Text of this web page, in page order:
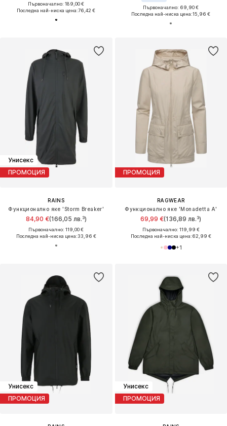
Първоначално: 189,00 €
Последна най-ниска цена:76,42 €
Първоначално: 69,90 €
Последна най-ниска цена:15,96 €
Унисекс
ПРОМОЦИЯ
RAINS
Функционално яке 'Storm Breaker'
84,90 €(166,05 лв.³)
Първоначално: 119,00 €
Последна най-ниска цена:33,96 €
ПРОМОЦИЯ
RAGWEAR
Функционално яке 'Monadetta A'
69,99 €(136,89 лв.³)
Първоначално: 119,99 €
Последна най-ниска цена:62,99 €
+1
Унисекс
ПРОМОЦИЯ
Унисекс
ПРОМОЦИЯ